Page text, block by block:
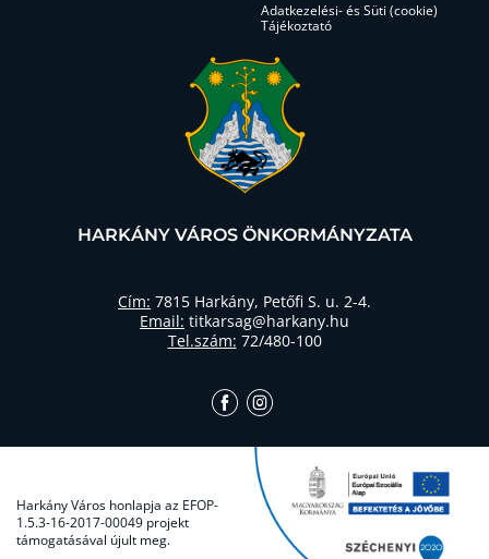
Adatkezelési- és Süti (cookie)
Tájékoztató
HARKÁNY VÁROS ÖNKORMÁNYZATA
Cím: 7815 Harkány, Petőfi S. u. 2-4.
Email: titkarsag@harkany.hu
Tel.szám: 72/480-100
Harkány Város honlapja az EFOP-
1.5.3-16-2017-00049 projekt
támogatásával újult meg.